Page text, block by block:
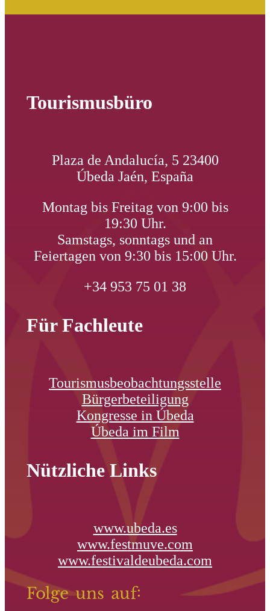
Tourismusbüro
Plaza de Andalucía, 5 23400
Úbeda Jaén, España
Montag bis Freitag von 9:00 bis
19:30 Uhr.
Samstags, sonntags und an
Feiertagen von 9:30 bis 15:00 Uhr.
+34 953 75 01 38
Für Fachleute
Tourismusbeobachtungsstelle
Bürgerbeteiligung
Kongresse in Úbeda
Úbeda im Film
Nützliche Links
www.ubeda.es
www.festmuve.com
www.festivaldeubeda.com
Folge uns auf: